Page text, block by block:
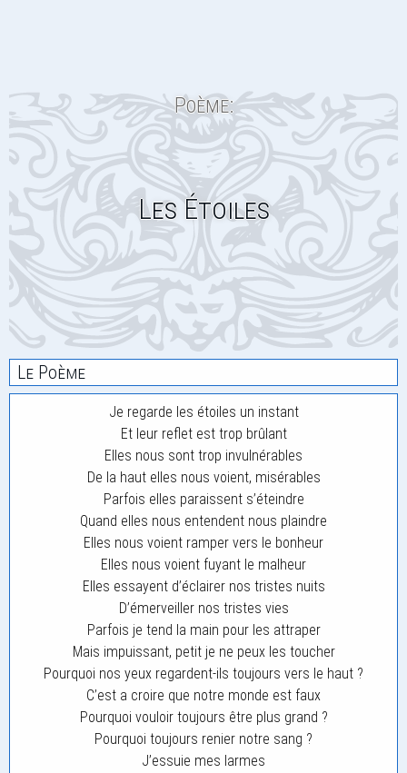
Poème:
Les Étoiles
Le Poème
Je regarde les étoiles un instant
Et leur reflet est trop brûlant
Elles nous sont trop invulnérables
De la haut elles nous voient, misérables
Parfois elles paraissent s’éteindre
Quand elles nous entendent nous plaindre
Elles nous voient ramper vers le bonheur
Elles nous voient fuyant le malheur
Elles essayent d’éclairer nos tristes nuits
D’émerveiller nos tristes vies
Parfois je tend la main pour les attraper
Mais impuissant, petit je ne peux les toucher
Pourquoi nos yeux regardent-ils toujours vers le haut ?
C’est a croire que notre monde est faux
Pourquoi vouloir toujours être plus grand ?
Pourquoi toujours renier notre sang ?
J’essuie mes larmes